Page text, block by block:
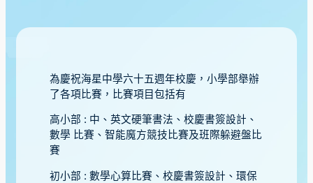
為慶祝海星中學六十五週年校慶，小學部舉辦
了各項比賽，比賽項目包括有
高小部 : 中、英文硬筆書法、校慶書簽設計、
數學 比賽、智能魔方競技比賽及班際躲避盤比
賽
初小部 : 數學心算比賽、校慶書簽設計、環保